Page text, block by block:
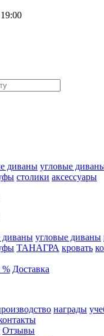
диваны угловые
столики аксессуары
диваны угловые диваны
ТАНАГРА кровать
% Доставка
награды
Отзывы